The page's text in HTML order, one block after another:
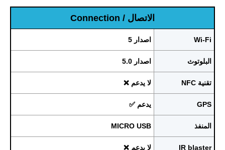
الاتصال / Connection
Wi-Fi اصدار 5
البلوتوث اصدار 5.0
تقنية NFC لا يدعم ❌
GPS يدعم ✅
المنفذ MICRO USB
IR blaster لا يدعم ❌